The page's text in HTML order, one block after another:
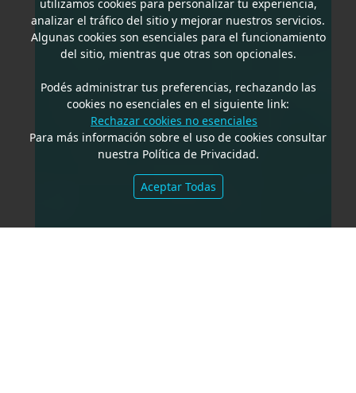
utilizamos cookies para personalizar tu experiencia,
analizar el tráfico del sitio y mejorar nuestros servicios.
Algunas cookies son esenciales para el funcionamiento
del sitio, mientras que otras son opcionales.
Podés administrar tus preferencias, rechazando las
cookies no esenciales en el siguiente link:
Rechazar cookies no esenciales
Para más información sobre el uso de cookies consultar
nuestra Política de Privacidad.
Aceptar Todas